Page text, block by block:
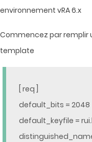
environnement vRA 6.x
Commencez par remplir
template
[ req ]
default_bits = 2048
default_keyfile =